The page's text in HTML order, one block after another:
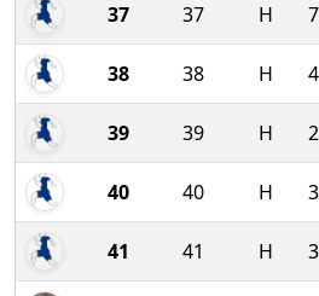
37 37 H
38 38 H
39 39 H
40 40 H
41 41 H